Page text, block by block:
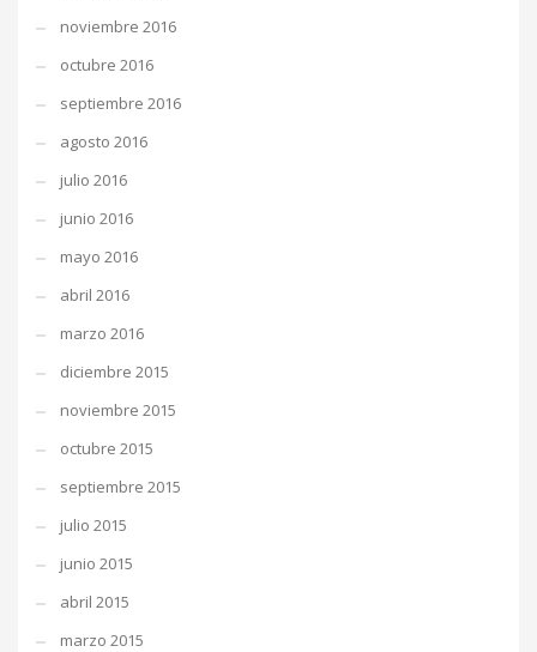
noviembre 2016
octubre 2016
septiembre 2016
agosto 2016
julio 2016
junio 2016
mayo 2016
abril 2016
marzo 2016
diciembre 2015
noviembre 2015
octubre 2015
septiembre 2015
julio 2015
junio 2015
abril 2015
marzo 2015